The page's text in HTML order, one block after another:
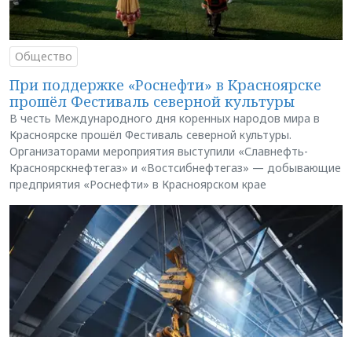
Общество
При поддержке «Роснефти» в Красноярске
прошёл Фестиваль северной культуры
В честь Международного дня коренных народов мира в
Красноярске прошёл Фестиваль северной культуры.
Организаторами мероприятия выступили «Славнефть-
Красноярскнефтегаз» и «Востсибнефтегаз» — добывающие
предприятия «Роснефти» в Красноярском крае